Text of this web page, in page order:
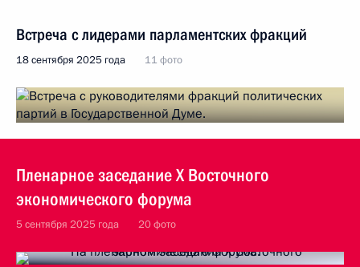
Встреча с лидерами парламентских фракций
18 сентября 2025 года 11 фото
Пленарное заседание X Восточного
экономического форума
5 сентября 2025 года 20 фото